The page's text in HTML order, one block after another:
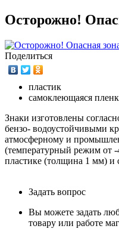
Осторожно!
Поделиться
пластик
самоклеющаяся
Знаки изготовлены
бензо- водоустойчивыми
атмосферному и
(температурный режим от
пластике (толщина 1 мм)
Задать вопрос
Вы можете задать
товару или работе